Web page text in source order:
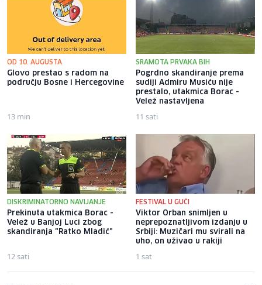
OD 10. AUGUSTA
Glovo prestao s radom na
području Bosne i Hercegovine
13 min
SRAMOTA PRVAKA BIH
Pogrdno skandiranje prema
sudiji Admiru Musiću nije
prestalo, utakmica Borac -
Velež nastavljena
11 sati
DISKRIMINATORNO NAVIJANJE
Prekinuta utakmica Borac -
Velež u Banjoj Luci zbog
skandiranja "Ratko Mladić"
12 sati
FESTIVAL U GUČI
Viktor Orban snimljen u
neprepoznatljivom izdanju u
Srbiji: Muzičari mu svirali na
uho, on uživao u rakiji
1 sat